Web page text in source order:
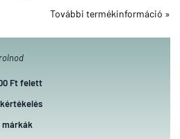
További termékinformáció »
Ft felett
márkák